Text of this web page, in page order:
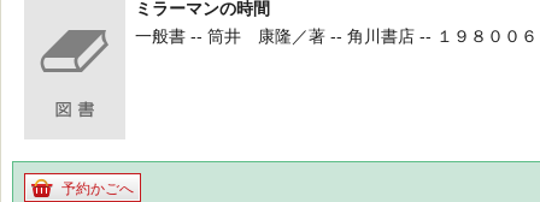
ミラーマンの時間
一般書 -- 筒井 康隆／著 -- 角川書店 -- １９８００
予約かごへ